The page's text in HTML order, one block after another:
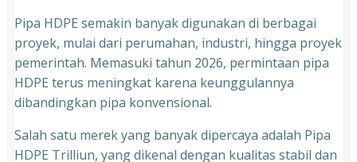
Pipa HDPE semakin banyak digunakan di berbagai
proyek, mulai dari perumahan, industri, hingga proyek
pemerintah. Memasuki tahun 2026, permintaan pipa
HDPE terus meningkat karena keunggulannya
dibandingkan pipa konvensional.
Salah satu merek yang banyak dipercaya adalah Pipa
HDPE Trilliun, yang dikenal dengan kualitas stabil dan